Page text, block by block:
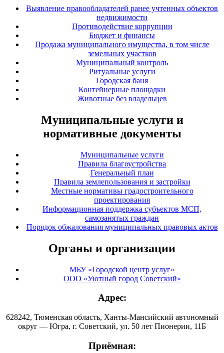
Выявление правообладателей ранее учтенных объектов
недвижимости
Противодействие коррупции
Бюджет и финансы
Продажа муниципального имущества, в том числе
земельных участков
Муниципальный контроль
Ритуальные услуги
Городская баня
Контейнерные площадки
Животные без владельцев
Муниципальные услуги и
нормативные документы
Муниципальные услуги
Правила благоустройства
Генеральный план
Правила землепользования и застройки
Местные нормативы градостроительного
проектирования
Информационная поддержка субъектов МСП,
самозанятых граждан
Порядок обжалования муниципальных правовых актов
Органы и организации
МБУ «Городской центр услуг»
ООО «Уютный город Советский»
Адрес:
628242, Тюменская область, Ханты-Мансийский автономный
округ — Югра, г. Советский, ул. 50 лет Пионерии, 11Б
Приёмная: